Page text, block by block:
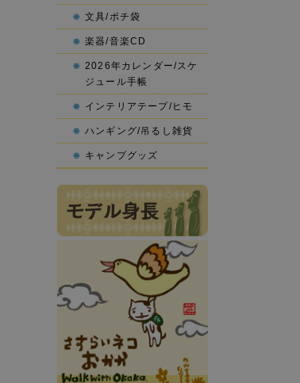
文具/ポチ袋
楽器/音楽CD
2026年カレンダー/スケ
ジュール手帳
インテリアテープ/ヒモ
ハンギング/吊るし雑貨
キャンプグッズ